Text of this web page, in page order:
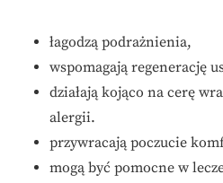
łagodzą podrażnienia,
wspomagają regenerację
działają kojąco na cerę
alergii.
przywracają poczucie
mogą być pomocne w